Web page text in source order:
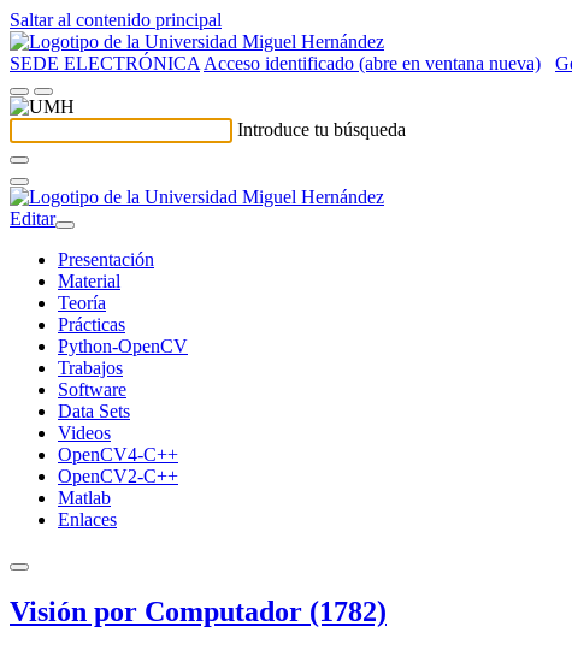
Saltar al contenido principal
SEDE ELECTRÓNICA Acceso identificado (abre en ventana nueva)
Introduce tu búsqueda
Editar
Presentación
Material
Teoría
Prácticas
Python-OpenCV
Trabajos
Software
Data Sets
Videos
OpenCV4-C++
OpenCV2-C++
Matlab
Enlaces
Visión por Computador (1782)